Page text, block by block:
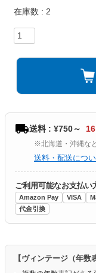
在庫数
2
送料 : ¥750～
※北海道・沖縄な
送料・配送につ
ご利用可能なお支払い
Amazon Pay VISA
代金引換
【ヴィンテージ（年数